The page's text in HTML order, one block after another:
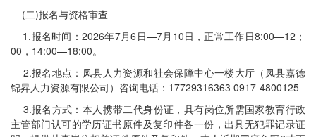
(二)报名与资格审查
1.报名时间：2026年7月6日—7月10日，正常工作日8:00—12；
00，14:00—18:00。
2.报名地点：凤县人力资源和社会保障中心一楼大厅（凤县嘉德
锦昇人力资源有限公司）咨询电话：17729316363 0917-4800125
3.报名方式：本人携带二代身份证，具有岗位所需国家教育行政
主管部门认可的学历证书原件及复印件各一份，出具无犯罪记录证